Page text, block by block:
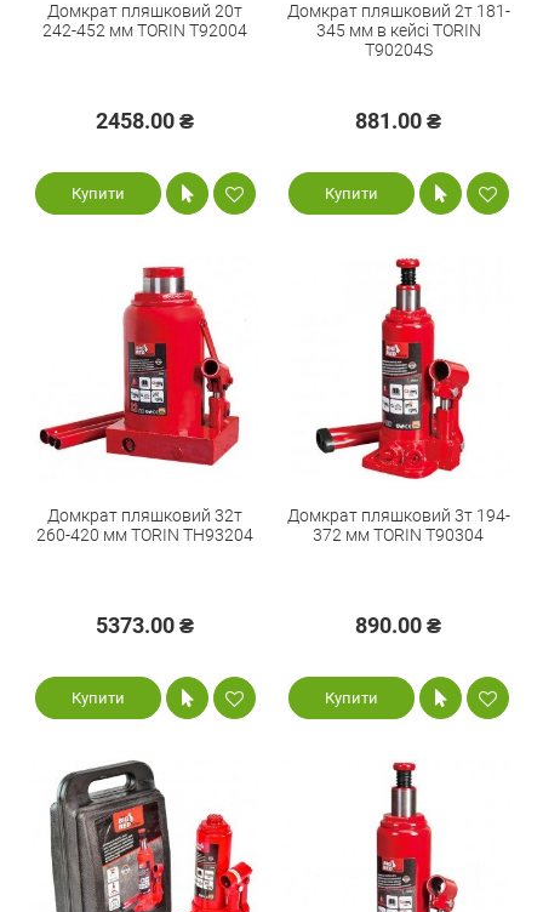
Домкрат пляшковий 20т
242-452 мм TORIN T92004
2458.00 ₴
Купити
Домкрат пляшковий 2т 181-
345 мм в кейсі TORIN
T90204S
881.00 ₴
Купити
Домкрат пляшковий 32т
260-420 мм TORIN TH93204
5373.00 ₴
Купити
Домкрат пляшковий 3т 194-
372 мм TORIN T90304
890.00 ₴
Купити